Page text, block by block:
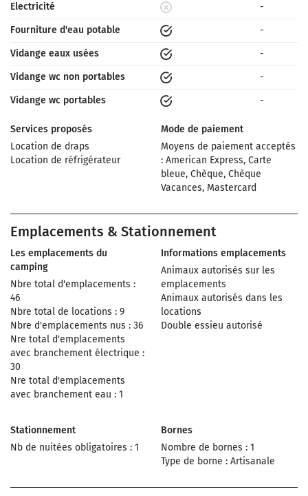
Electricité
-
Fourniture d'eau potable
-
Vidange eaux usées
-
Vidange wc non portables
-
Vidange wc portables
-
Services proposés
Location de draps
Location de réfrigérateur
Mode de paiement
Moyens de paiement acceptés
: American Express, Carte
bleue, Chèque, Chèque
Vacances, Mastercard
Emplacements & Stationnement
Les emplacements du
camping
Nbre total d'emplacements :
46
Nbre total de locations : 9
Nbre d'emplacements nus : 36
Nre total d'emplacements
avec branchement électrique :
30
Nre total d'emplacements
avec branchement eau : 1
Informations emplacements
Animaux autorisés sur les
emplacements
Animaux autorisés dans les
locations
Double essieu autorisé
Stationnement
Nb de nuitées obligatoires : 1
Bornes
Nombre de bornes : 1
Type de borne : Artisanale